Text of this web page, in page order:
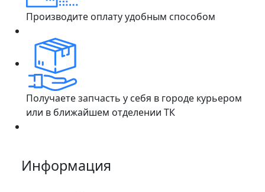
Производите оплату удобным способом
Получаете запчасть у себя в городе курьером
или в ближайшем отделении ТК
Информация